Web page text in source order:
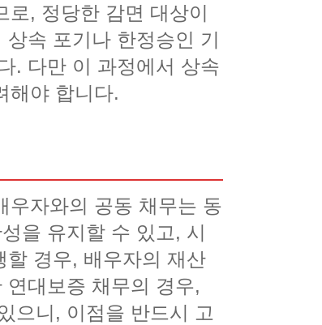
로, 정당한 감면 대상이
속 포기나 한정승인 기
. 다만 이 과정에서 상속
해야 합니다.
우자와의 공동 채무는 동
을 유지할 수 있고, 시
할 경우, 배우자의 재산
대보증 채무의 경우,
으니, 이점을 반드시 고